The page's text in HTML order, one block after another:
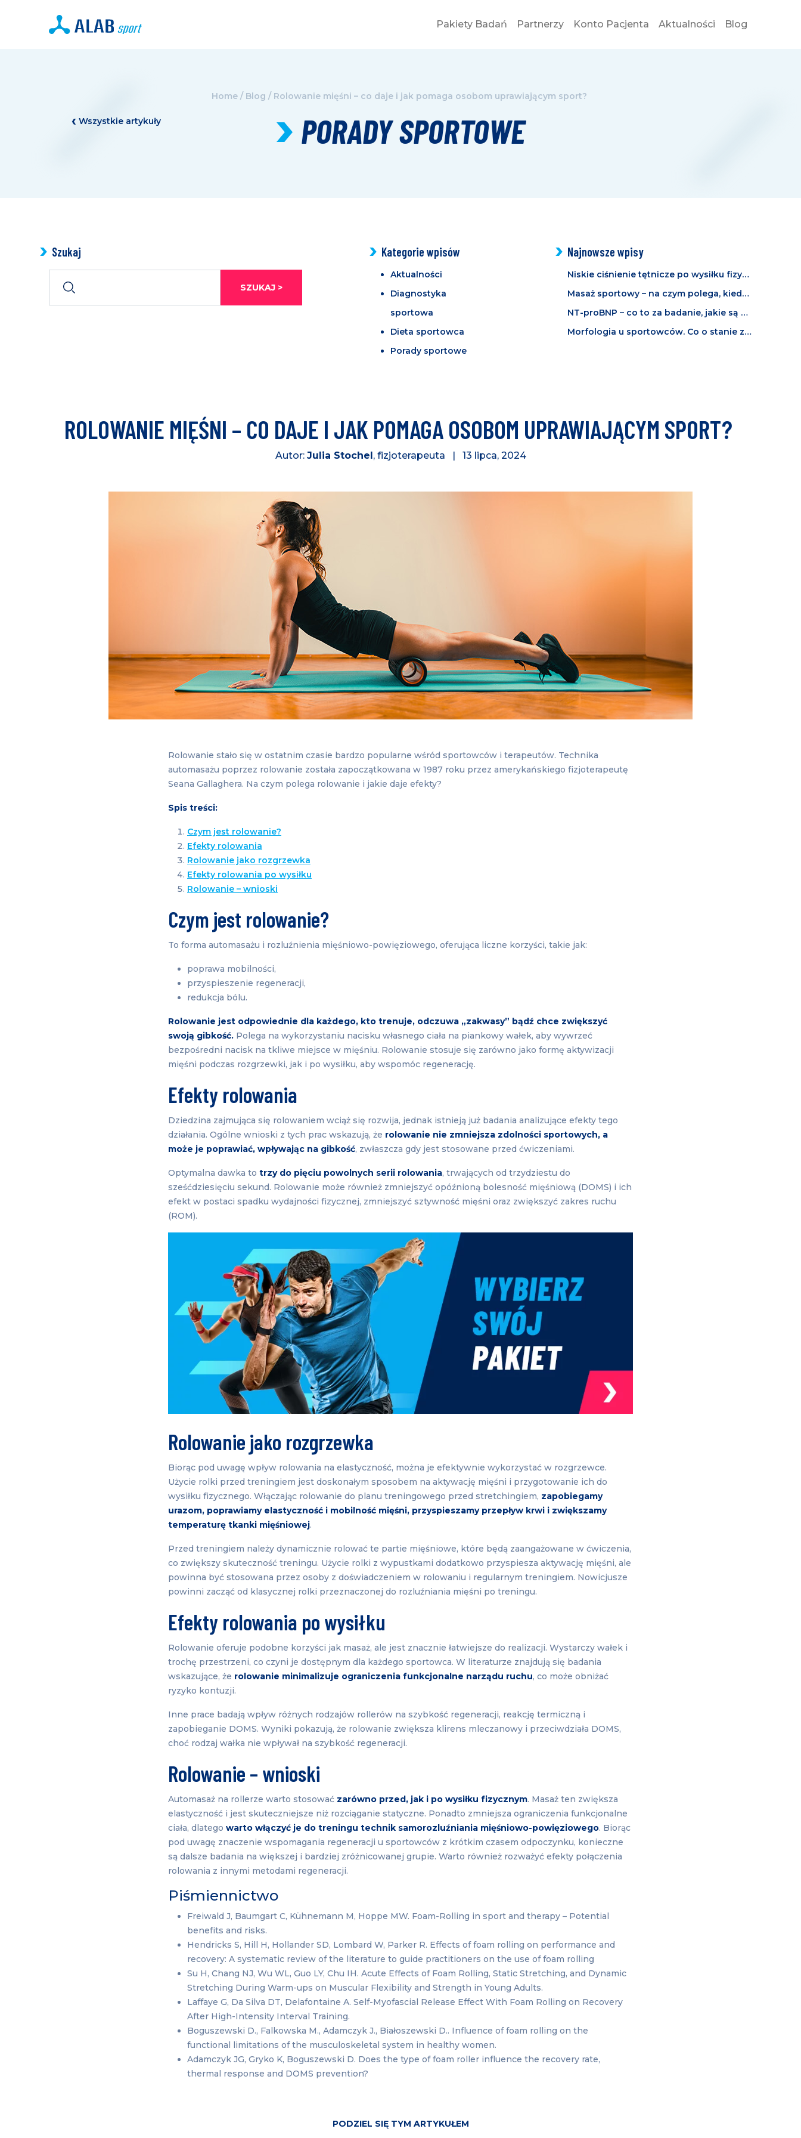
Pakiety Badań Partnerzy Konto Pacjenta Aktualności Blog
Wszystkie artykuły
Home / Blog / Rolowanie mięśni – co daje i jak pomaga osobom uprawiającym sport?
PORADY SPORTOWE
Szukaj
SZUKAJ >
Kategorie wpisów
Aktualności
Diagnostyka
sportowa
Dieta sportowca
Porady sportowe
Najnowsze wpisy
Niskie ciśnienie tętnicze po wysiłku fizycznym. Co oznacza i kiedy powinno niepokoić?
Masaż sportowy – na czym polega, kiedy jest wskazany i jak działa?
NT-proBNP – co to za badanie, jakie są normy i co oznacza wysoki wynik u sportowca?
Morfologia u sportowców. Co o stanie zdrowia i kondycji mówią wyniki badania krwi?
ROLOWANIE MIĘŚNI – CO DAJE I JAK POMAGA OSOBOM UPRAWIAJĄCYM SPORT?
Autor: Julia Stochel, fizjoterapeuta | 13 lipca, 2024
Rolowanie stało się w ostatnim czasie bardzo popularne wśród sportowców i terapeutów. Technika
automasażu poprzez rolowanie została zapoczątkowana w 1987 roku przez amerykańskiego fizjoterapeutę
Seana Gallaghera. Na czym polega rolowanie i jakie daje efekty?
Spis treści:
Czym jest rolowanie?
Efekty rolowania
Rolowanie jako rozgrzewka
Efekty rolowania po wysiłku
Rolowanie – wnioski
Czym jest rolowanie?
To forma automasażu i rozluźnienia mięśniowo-powięziowego, oferująca liczne korzyści, takie jak:
poprawa mobilności,
przyspieszenie regeneracji,
redukcja bólu.
Rolowanie jest odpowiednie dla każdego, kto trenuje, odczuwa „zakwasy” bądź chce zwiększyć
swoją gibkość. Polega na wykorzystaniu nacisku własnego ciała na piankowy wałek, aby wywrzeć
bezpośredni nacisk na tkliwe miejsce w mięśniu. Rolowanie stosuje się zarówno jako formę aktywizacji
mięśni podczas rozgrzewki, jak i po wysiłku, aby wspomóc regenerację.
Efekty rolowania
Dziedzina zajmująca się rolowaniem wciąż się rozwija, jednak istnieją już badania analizujące efekty tego
działania. Ogólne wnioski z tych prac wskazują, że rolowanie nie zmniejsza zdolności sportowych, a
może je poprawiać, wpływając na gibkość, zwłaszcza gdy jest stosowane przed ćwiczeniami.
Optymalna dawka to trzy do pięciu powolnych serii rolowania, trwających od trzydziestu do
sześćdziesięciu sekund. Rolowanie może również zmniejszyć opóźnioną bolesność mięśniową (DOMS) i ich
efekt w postaci spadku wydajności fizycznej, zmniejszyć sztywność mięśni oraz zwiększyć zakres ruchu
(ROM).
Rolowanie jako rozgrzewka
Biorąc pod uwagę wpływ rolowania na elastyczność, można je efektywnie wykorzystać w rozgrzewce.
Użycie rolki przed treningiem jest doskonałym sposobem na aktywację mięśni i przygotowanie ich do
wysiłku fizycznego. Włączając rolowanie do planu treningowego przed stretchingiem, zapobiegamy
urazom, poprawiamy elastyczność i mobilność mięśni, przyspieszamy przepływ krwi i zwiększamy
temperaturę tkanki mięśniowej.
Przed treningiem należy dynamicznie rolować te partie mięśniowe, które będą zaangażowane w ćwiczenia,
co zwiększy skuteczność treningu. Użycie rolki z wypustkami dodatkowo przyspiesza aktywację mięśni, ale
powinna być stosowana przez osoby z doświadczeniem w rolowaniu i regularnym treningiem. Nowicjusze
powinni zacząć od klasycznej rolki przeznaczonej do rozluźniania mięśni po treningu.
Efekty rolowania po wysiłku
Rolowanie oferuje podobne korzyści jak masaż, ale jest znacznie łatwiejsze do realizacji. Wystarczy wałek i
trochę przestrzeni, co czyni je dostępnym dla każdego sportowca. W literaturze znajdują się badania
wskazujące, że rolowanie minimalizuje ograniczenia funkcjonalne narządu ruchu, co może obniżać
ryzyko kontuzji.
Inne prace badają wpływ różnych rodzajów rollerów na szybkość regeneracji, reakcję termiczną i
zapobieganie DOMS. Wyniki pokazują, że rolowanie zwiększa klirens mleczanowy i przeciwdziała DOMS,
choć rodzaj wałka nie wpływał na szybkość regeneracji.
Rolowanie – wnioski
Automasaż na rollerze warto stosować zarówno przed, jak i po wysiłku fizycznym. Masaż ten zwiększa
elastyczność i jest skuteczniejsze niż rozciąganie statyczne. Ponadto zmniejsza ograniczenia funkcjonalne
ciała, dlatego warto włączyć je do treningu technik samorozluźniania mięśniowo-powięziowego. Biorąc
pod uwagę znaczenie wspomagania regeneracji u sportowców z krótkim czasem odpoczynku, konieczne
są dalsze badania na większej i bardziej zróżnicowanej grupie. Warto również rozważyć efekty połączenia
rolowania z innymi metodami regeneracji.
Piśmiennictwo
Freiwald J, Baumgart C, Kühnemann M, Hoppe MW. Foam-Rolling in sport and therapy – Potential
benefits and risks.
Hendricks S, Hill H, Hollander SD, Lombard W, Parker R. Effects of foam rolling on performance and
recovery: A systematic review of the literature to guide practitioners on the use of foam rolling
Su H, Chang NJ, Wu WL, Guo LY, Chu IH. Acute Effects of Foam Rolling, Static Stretching, and Dynamic
Stretching During Warm-ups on Muscular Flexibility and Strength in Young Adults.
Laffaye G, Da Silva DT, Delafontaine A. Self-Myofascial Release Effect With Foam Rolling on Recovery
After High-Intensity Interval Training.
Boguszewski D., Falkowska M., Adamczyk J., Białoszewski D.. Influence of foam rolling on the
functional limitations of the musculoskeletal system in healthy women.
Adamczyk JG, Gryko K, Boguszewski D. Does the type of foam roller influence the recovery rate,
thermal response and DOMS prevention?
PODZIEL SIĘ TYM ARTYKUŁEM